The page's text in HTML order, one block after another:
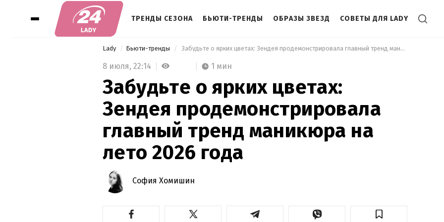
ТРЕНДЫ СЕЗОНА БЬЮТИ-ТРЕНДЫ ОБРАЗЫ ЗВЕЗД СОВЕТЫ ДЛЯ LADY
Lady Бьюти-тренды Забудьте о ярких цветах: Зендея продемонстрировала главный тренд маникюра на лето 2026 года
8 июля, 22:14 1 мин
Забудьте о ярких цветах:
Зендея продемонстрировала
главный тренд маникюра на
лето 2026 года
София Хомишин